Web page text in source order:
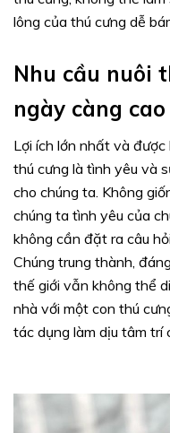
lông của thú cưng dễ
Nhu cầu nuôi
ngày càng cao
Lợi ích lớn nhất và
thú cưng là tình yêu và
cho chúng ta. Không
chúng ta tình yêu của
không cần đặt ra câu
Chúng trung thành,
thế giới vẫn không thể
nhà với một con thú
tác dụng làm dịu tâm trí